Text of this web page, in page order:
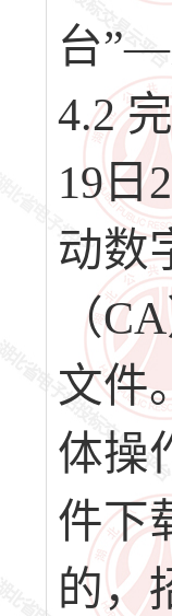
台
4.2
19日
动数
（
文件
体操
件下
的，